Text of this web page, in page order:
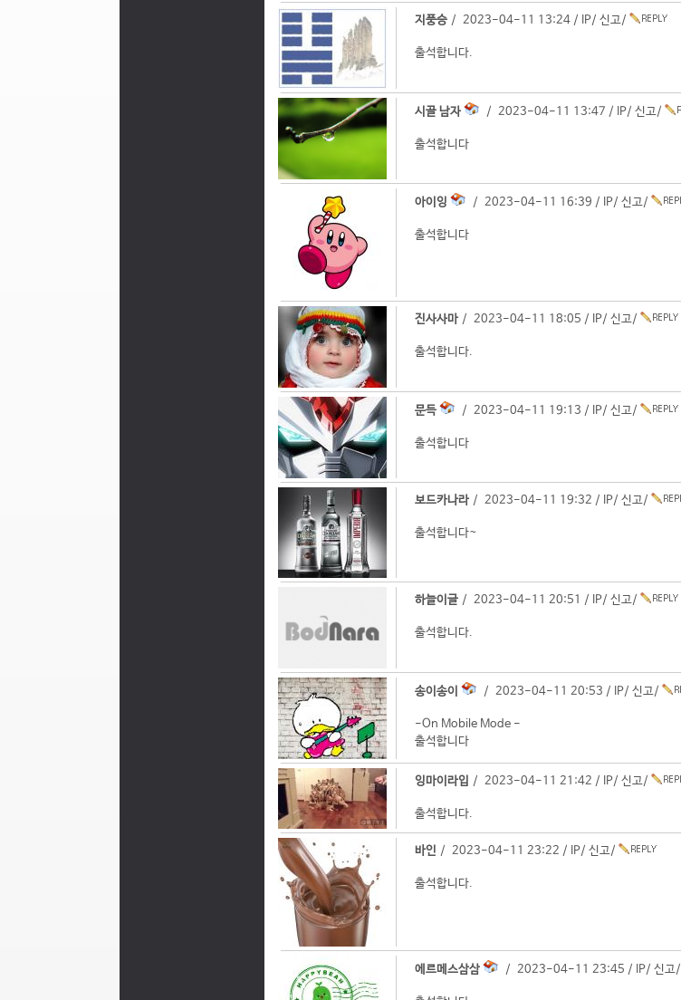
지풍승 / 2023-04-11 13:24 / IP/ 신고/
출석합니다.
시골 남자 / 2023-04-11 13:47 / IP/ 신고/
출석합니다
아이잉 / 2023-04-11 16:39 / IP/ 신고/
출석합니다
진사사마 / 2023-04-11 18:05 / IP/ 신고/
출석합니다.
문득 / 2023-04-11 19:13 / IP/ 신고/
출석합니다
보드카나라 / 2023-04-11 19:32 / IP/ 신고/
출석합니다~
하늘이글 / 2023-04-11 20:51 / IP/ 신고/
출석합니다.
송이송이 / 2023-04-11 20:53 / IP/ 신고/
-On Mobile Mode -
출석합니다
잉마이라입 / 2023-04-11 21:42 / IP/ 신고/
출석합니다.
바인 / 2023-04-11 23:22 / IP/ 신고/
출석합니다.
에르메스삼삼 / 2023-04-11 23:45 / IP/ 신고/